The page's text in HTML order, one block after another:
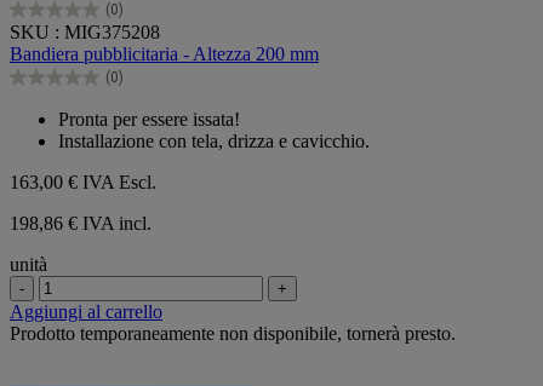
(0)
0.0
su
5
stelle.
SKU : MIG375208
Bandiera pubblicitaria - Altezza 200 mm
(0)
0.0
Pronta per essere issata!
Installazione con tela, drizza e cavicchio.
163,00 € IVA Escl.
198,86 € IVA incl.
unità
- +
Aggiungi al carrello
Prodotto temporaneamente non disponibile, tornerà presto.